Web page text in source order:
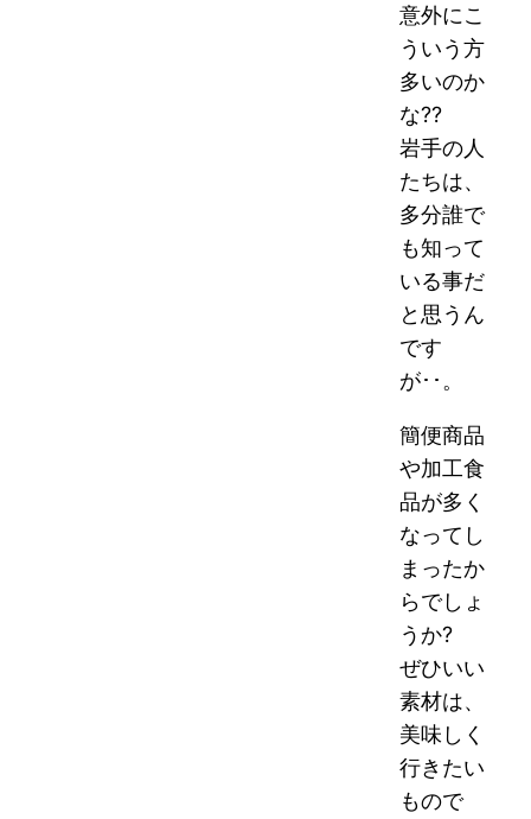
意外にこ
ういう方
多いのか
な??
岩手の人
たちは、
多分誰で
も知って
いる事だ
と思うん
です
が･･。
簡便商品
や加工食
品が多く
なってし
まったか
らでしょ
うか?
ぜひいい
素材は、
美味しく
行きたい
もので